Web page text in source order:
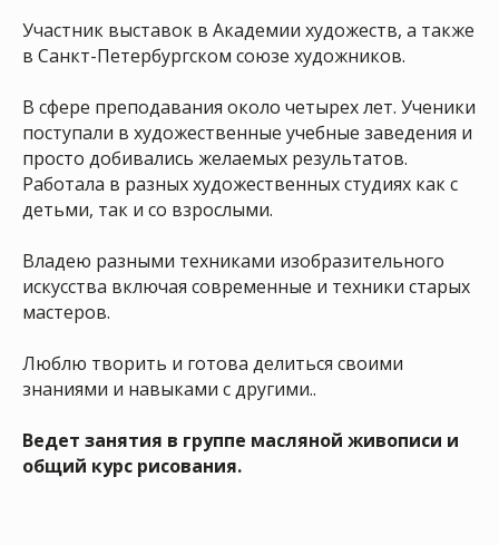
Участник выставок в Академии художеств, а также
в Санкт-Петербургском союзе художников.
В сфере преподавания около четырех лет. Ученики
поступали в художественные учебные заведения и
просто добивались желаемых результатов.
Работала в разных художественных студиях как с
детьми, так и со взрослыми.
Владею разными техниками изобразительного
искусства включая современные и техники старых
мастеров.
Люблю творить и готова делиться своими
знаниями и навыками с другими..
Ведет занятия в группе масляной живописи и
общий курс рисования.